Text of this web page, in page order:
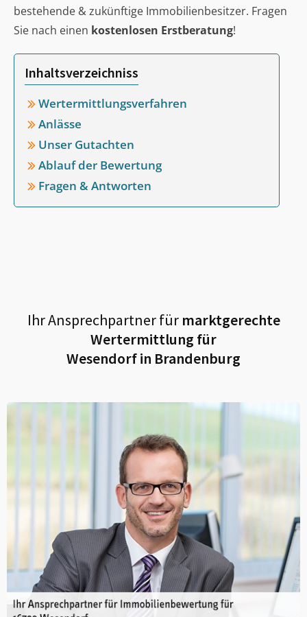
bestehende & zukünftige Immobilienbesitzer. Fragen
Sie nach einen kostenlosen Erstberatung!
Inhaltsverzeichniss
Wertermittlungsverfahren
Anlässe
Unser Gutachten
Ablauf der Bewertung
Fragen & Antworten
Ihr Ansprechpartner fürmarktgerechte
Wertermittlung für
Wesendorf in Brandenburg